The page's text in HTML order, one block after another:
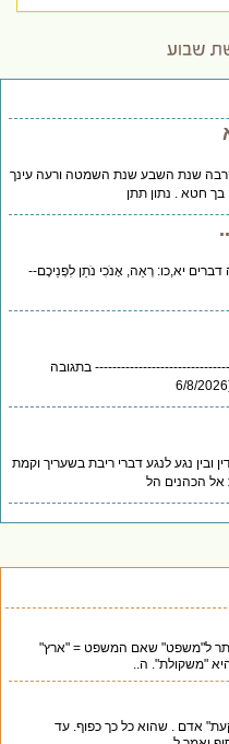
שנת השבע שנת השמטה ורעה עינך
בך חטא . נתון תתן
דברים יא,כו: רְאֵה, אָנֹכִי נֹתֵן לִפְנֵיכֶם--
בתגובה
ובין נגע לנגע דברי ריבת בשעריך וקמת
אל הכהנים הל
ל"משפט" שאם המשפט = "ארץ"
"משקולת". ה..
אדם . שהוא כל כך כפוף. עד